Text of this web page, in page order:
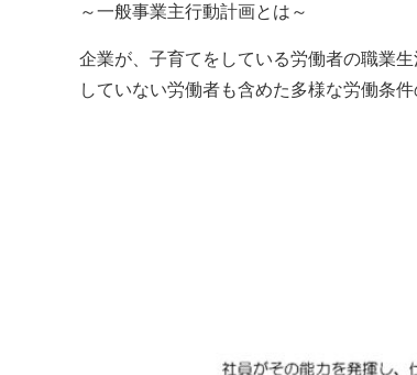
～一般事業主行動計画とは～
企業が、子育てをしている労働者の職業
していない労働者も含めた多様な労働条